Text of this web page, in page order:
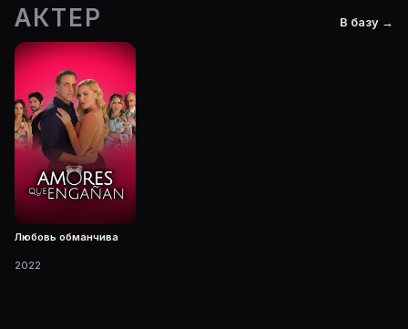
АКТЕР В базу →
Любовь обманчива
2022